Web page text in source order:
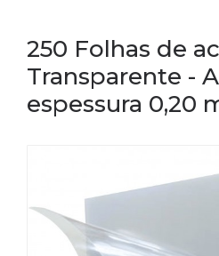
250 Folhas de
Transparente -
espessura 0,20